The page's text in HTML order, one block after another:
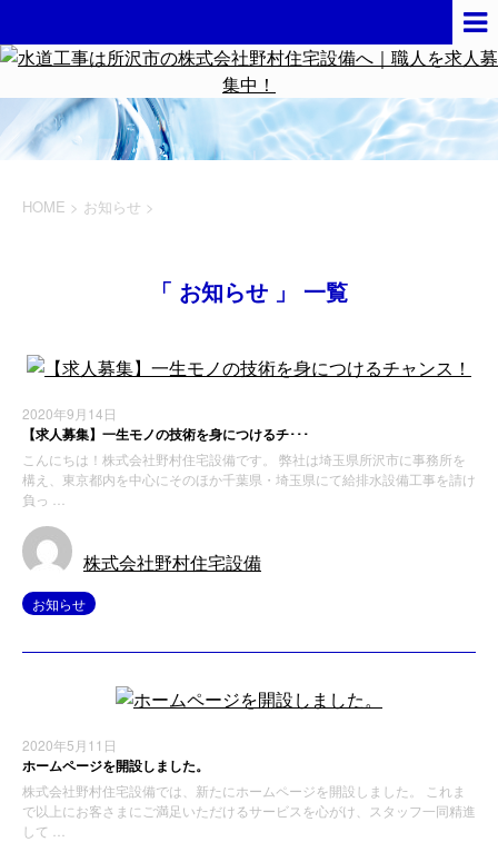
HOME > お知らせ >
「 お知らせ 」 一覧
2020年9月14日
【求人募集】一生モノの技術を身につけるチ･･･
こんにちは！株式会社野村住宅設備です。 弊社は埼玉県所沢市に事務所を
構え、東京都内を中心にそのほか千葉県・埼玉県にて給排水設備工事を請け
負っ …
株式会社野村住宅設備
お知らせ
2020年5月11日
ホームページを開設しました。
株式会社野村住宅設備では、新たにホームページを開設しました。 これま
で以上にお客さまにご満足いただけるサービスを心がけ、スタッフ一同精進
して …